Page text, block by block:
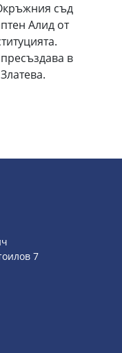
съд
Алид от
в
7